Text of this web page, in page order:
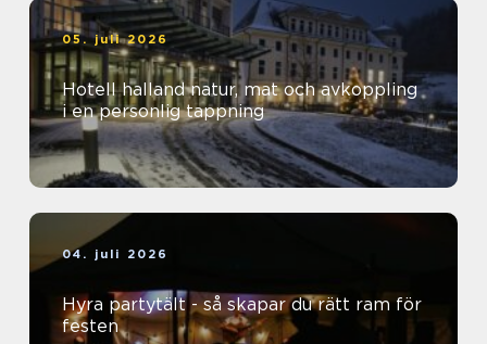
05. juli 2026
Hotell halland natur, mat och avkoppling
i en personlig tappning
04. juli 2026
Hyra partytält - så skapar du rätt ram för
festen